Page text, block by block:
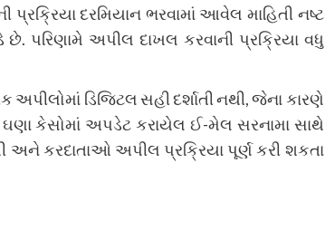
દરમિયાન ભરવામાં આવેલ માહિતી નષ્ટ
પરિણામે અપીલ દાખલ કરવાની પ્રક્રિયા વધુ
ડિજિટલ સહી દર્શાતી નથી, જેના કારણે
કેસોમાં અપડેટ કરાયેલ ઈ-મેલ સરનામા સાથે
અને કરદાતાઓ અપીલ પ્રક્રિયા પૂર્ણ કરી શકતા